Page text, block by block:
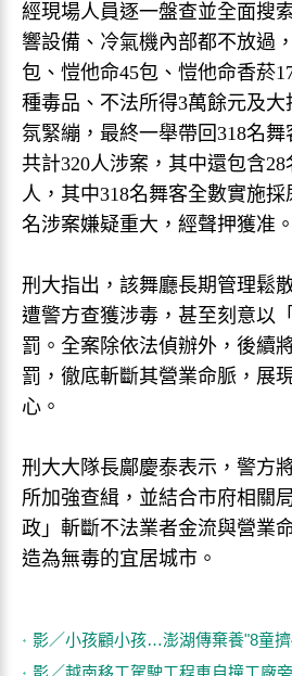
經現場人員逐一盤查並全面搜
響設備、冷氣機內部都不放過
包、愷他命45包、愷他命香菸
種毒品、不法所得3萬餘元及
氛緊繃，最終一舉帶回318名舞
共計320人涉案，其中還包含
人，其中318名舞客全數實施
名涉案嫌疑重大，經聲押獲准。
刑大指出，該舞廳長期管理鬆
遭警方查獲涉毒，甚至刻意以
罰。全案除依法偵辦外，後續
罰，徹底斬斷其營業命脈，展
心。
刑大大隊長鄺慶泰表示，警方
所加強查緝，並結合市府相關
政」斬斷不法業者金流與營業
造為無毒的宜居城市。
影／小孩顧小孩…澎湖傳棄養"8童
影／越南移工駕駛工程車自撞工廠